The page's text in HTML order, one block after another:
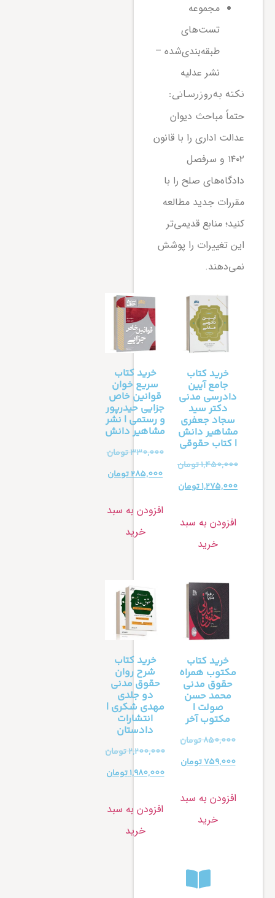
مجموعه
تست‌های
طبقه‌بندی‌شده –
نشر عدلیه
نکته به‌روزرسانی:
حتماً مباحث دیوان
عدالت اداری را با قانون
۱۴۰۲ و سرفصل
دادگاه‌های صلح را با
مقررات جدید مطالعه
کنید؛ منابع قدیمی‌تر
این تغییرات را پوشش
نمی‌دهند.
خرید کتاب
جامع آیین
دادرسی مدنی
دکتر سید
سجاد جعفری
مشاهیر دانش
| کتاب حقوقی
1,450,000تومان
1,275,000تومان
افزودن به سبد
خرید
خرید کتاب
سریع خوان
قوانین خاص
جزایی حیدرپور
و رستمی | نشر
مشاهیر دانش
330,000تومان
285,000تومان
افزودن به سبد
خرید
خرید کتاب
مکتوب همراه
حقوق مدنی
محمد حسن
صولت |
مکتوب آخر
850,000تومان
759,000تومان
افزودن به سبد
خرید
خرید کتاب
شرح روان
حقوق مدنی
دو جلدی
مهدی شکری |
انتشارات
دادستان
2,200,000تومان
1,980,000تومان
افزودن به سبد
خرید